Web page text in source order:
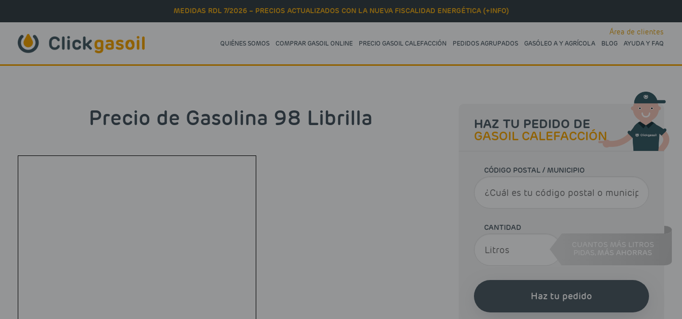
MEDIDAS RDL 7/2026 – PRECIOS ACTUALIZADOS CON LA NUEVA FISCALIDAD ENERGÉTICA (+INFO)
QUIÉNES SOMOS COMPRAR GASOIL ONLINE PRECIO GASOIL CALEFACCIÓN PEDIDOS AGRUPADOS GASÓLEO A Y AGRÍCOLA BLOG AYUDA Y FAQ
Área de clientes
Precio de Gasolina 98 Librilla HAZ TU PEDIDO DE
GASOIL CALEFACCIÓN
CÓDIGO POSTAL / MUNICIPIO
CANTIDAD
CUANTOS MÁS LITROS
MÁS AHORRAS
Haz tu pedido